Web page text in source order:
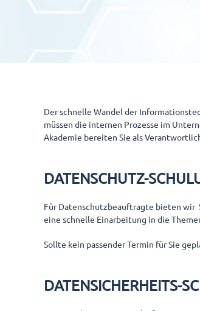
Der schnelle Wandel der
müssen die internen Prozesse im
Akademie bereiten Sie als
DATENSCHUTZ-
Für Datenschutzbeauftragte bieten wir
eine schnelle Einarbeitung in die
Sollte kein passender Termin für Sie
DATENSICHERHEITS-